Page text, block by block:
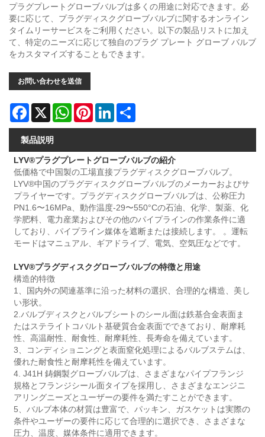
プラグプレートグローブバルブは多くの用途に対応できます。必
要に応じて、プラグディスクグローブバルブに関するオンライン
タイムリーサービスをご利用ください。以下の製品リストに加え
て、特定のニーズに応じて独自のプラグ プレート グローブ バルブ
をカスタマイズすることもできます。
お問い合わせを送信
Facebook
X WhatsAppPinterestLinkedIn
製品説明
LYV®プラグプレートグローブバルブの紹介
低価格で中国製の工場直接プラグディスクグローブバルブ。
LYV®中国のプラグディスクグローブバルブのメーカーおよびサ
プライヤーです。プラグディスクグローブバルブは、公称圧力
PN1.6〜16MPa、動作温度-29〜550°Cの石油、化学、製薬、化
学肥料、電力産業およびその他のパイプラインの作業条件に適
しており、パイプライン媒体を遮断または接続します。 。運転
モードはマニュアル、ギアドライブ、電気、空気圧などです。
LYV®プラグディスクグローブバルブの特徴と用途
構造的特徴
1、国内外の関連基準に沿った材料の選択、合理的な構造、美し
い形状。
2.バルブディスクとバルブシートのシール面は鉄基合金表面ま
たはステライトコバルト基硬質合金表面でできており、耐摩耗
性、高温耐性、耐食性、耐摩耗性、長寿命を備えています。
3、コンディショニングと表面窒化処理によるバルブステムは、
優れた耐食性と耐摩耗性を備えています。
4. J41H 鋳鋼製グローブバルブは、さまざまなパイプフランジ
規格とフランジシール面タイプを採用し、さまざまなエンジニ
アリングニーズとユーザーの要件を満たすことができます。
5、バルブ本体の材質は豊富で、パッキン、ガスケットは実際の
条件やユーザーの要件に応じて合理的に選択でき、さまざまな
圧力、温度、媒体条件に適用できます。